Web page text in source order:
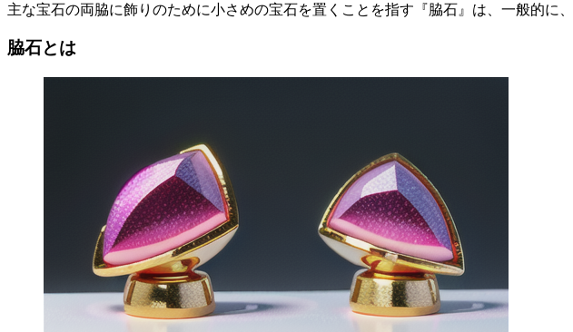
主な宝石の両脇に飾りのために小さめの宝石を置くことを指す『脇石』は、一般的に
脇石とは